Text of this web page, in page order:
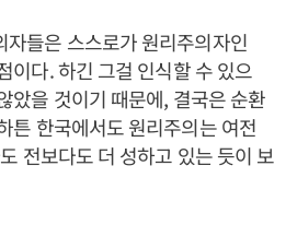
자들은 스스로가 원리주의자인
이다. 하긴 그걸 인식할 수 있으
았을 것이기 때문에, 결국은 순환
튼 한국에서도 원리주의는 여전
전보다도 더 성하고 있는 듯이 보